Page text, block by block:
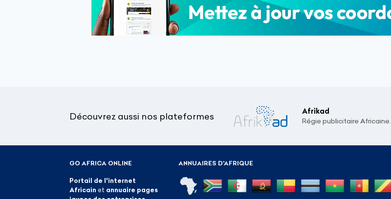
Découvrez aussi nos plateformes
Afrikad
Régie publicitaire Africaine.
ANNUAIRES D'AFRIQUE
GO AFRICA ONLINE
Portail de l'internet
Africain et annuaire pages